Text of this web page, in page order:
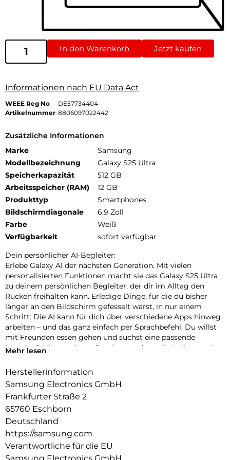
In den Warenkorb Jetzt kaufen
Informationen nach EU Data Act
WEEE Reg No
DE57734404
Artikelnummer 8806097022442
Zusätzliche Informationen
Marke
Samsung
Modellbezeichnung
Galaxy S25 Ultra
Speicherkapazität
512 GB
Arbeitsspeicher (RAM)
12 GB
Produkttyp
Smartphones
Bildschirmdiagonale
6,9 Zoll
Farbe
Weiß
Verfügbarkeit
sofort verfügbar
Dein persönlicher AI-Begleiter:
Erlebe Galaxy AI der nächsten Generation. Mit vielen
personalisierten Funktionen macht sie das Galaxy S25 Ultra
zu deinem persönlichen Begleiter, der dir im Alltag den
Rücken freihalten kann. Erledige Dinge, für die du bisher
länger an den Bildschirm gefesselt warst, in nur einem
Schritt: Die AI kann für dich über verschiedene Apps hinweg
arbeiten – und das ganz einfach per Sprachbefehl. Du willst
mit Freunden essen gehen und suchst eine passende
Location? Mit nur einem Satz kannst du nach „Italiener mit
und die Zusammenfassung direkt in euren Gruppenchat
Auch darum kann sich jetzt dein Galaxy S25 Ultra kümmern.
In Form von automatischen Now Briefs versorgt es dich mit
Tipps und Updates rund um deine Routinen. Auf deiner
täglichen Strecke zum Büro ist heute viel Verkehr? Schon
erhältst du die Mitteilung, dass du 10 Minuten früher
losfahren solltest. Sogar an einen Schirm wirst du erinnert,
wenn sich schlechtes Wetter ankündigt. So wirst du nicht im
Mehr lesen
Herstellerinformation
Samsung Electronics GmbH
Frankfurter Straße 2
65760 Eschborn
Deutschland
https://samsung.com
Verantwortliche für die EU